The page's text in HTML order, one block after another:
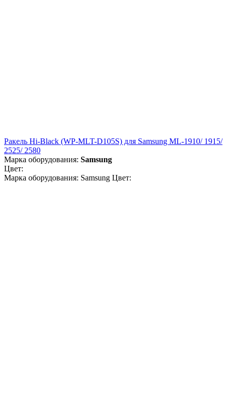
Ракель Hi-Black (WP-MLT-D105S) для Samsung ML-1910/ 1915/
2525/ 2580
Марка оборудования: Samsung
Цвет:
Марка оборудования: Samsung Цвет: